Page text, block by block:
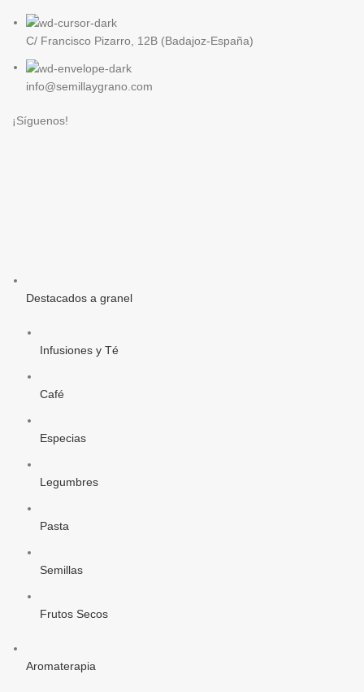
C/ Francisco Pizarro, 12B (Badajoz-España)
info@semillaygrano.com
¡Síguenos!
Destacados a granel
Infusiones y Té
Café
Especias
Legumbres
Pasta
Semillas
Frutos Secos
Aromaterapia